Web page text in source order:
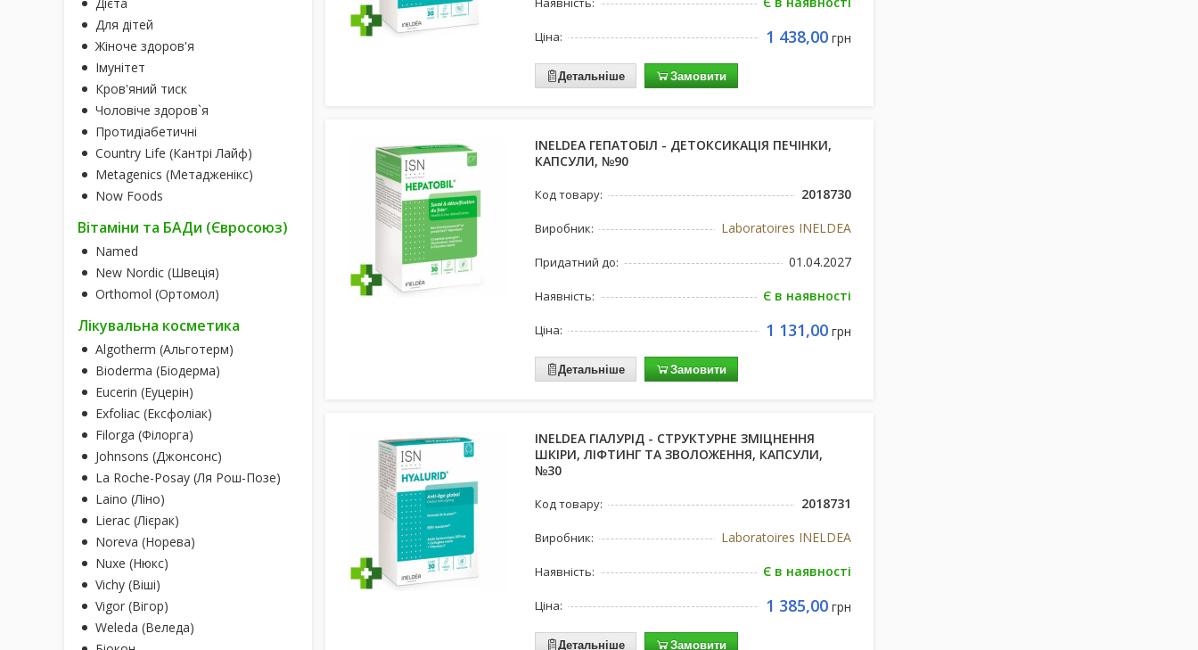
Для дітей
Жіноче здоров'я
Імунітет
Кров'яний тиск
Чоловіче здоров`я
Протидіабетичні
Country Life (Кантрі Лайф)
Metagenics (Метадженікс)
Now Foods
Вітаміни та БАДи (Євросоюз)
Named
New Nordic (Швеція)
Orthomol (Ортомол)
Лікувальна косметика
Algotherm (Альготерм)
Bioderma (Біодерма)
Eucerin (Еуцерін)
Exfoliac (Ексфоліак)
Filorga (Філорга)
Johnsons (Джонсонс)
La Roche-Posay (Ля Рош-Позе)
Laino (Ліно)
Lierac (Лієрак)
Noreva (Норева)
Nuxe (Нюкс)
Vichy (Віші)
Vigor (Вігор)
Weleda (Веледа)
Ціна: 1 438,00грн
Детальніше Замовити
INELDEA ГЕПАТОБІЛ - ДЕТОКСИКАЦІЯ ПЕЧІНКИ,
КАПСУЛИ, №90
Код товару: 2018730
Виробник: Laboratoires INELDEA
Придатний до: 01.04.2027
Наявність: Є в наявності
Ціна: 1 131,00грн
Детальніше Замовити
INELDEA ГІАЛУРІД - СТРУКТУРНЕ ЗМІЦНЕННЯ
ШКІРИ, ЛІФТИНГ ТА ЗВОЛОЖЕННЯ, КАПСУЛИ,
№30
Код товару: 2018731
Виробник: Laboratoires INELDEA
Наявність: Є в наявності
Ціна: 1 385,00грн
Детальніше Замовити